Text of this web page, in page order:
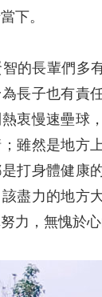
下。
長輩們多有
長子也有責
衷慢速壘球
雖然是地方
是打身體健
盡力的地方
力，無愧於心